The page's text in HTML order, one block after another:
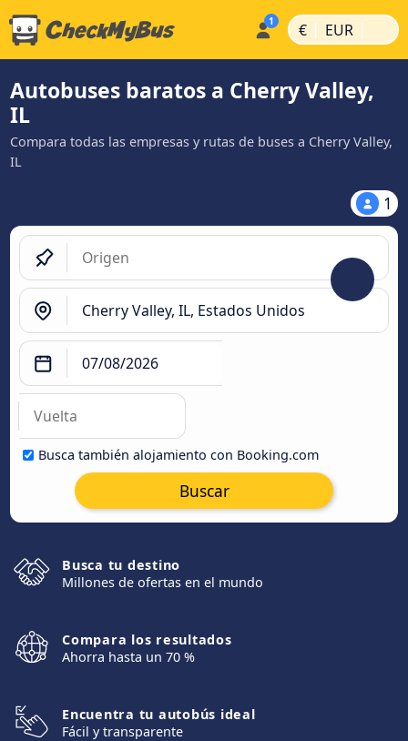
€ | EUR |
Autobuses baratos a Cherry Valley,
IL
Compara todas las empresas y rutas de buses a Cherry Valley,
IL
1
Busca también alojamiento con Booking.com
Buscar
Busca tu destino
Millones de ofertas en el mundo
Compara los resultados
Ahorra hasta un 70 %
Encuentra tu autobús ideal
Fácil y transparente